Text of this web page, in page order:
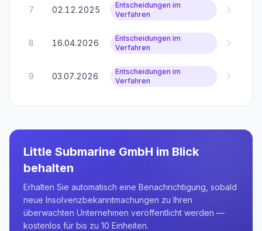
7 02.12.2025
Entscheidungen im
Verfahren
8 16.04.2026
Entscheidungen im
Verfahren
9 03.07.2026
Entscheidungen im
Verfahren
Little Submarine GmbH im Blick
behalten
Erhalten Sie automatisch eine Benachrichtigung, sobald
neue Insolvenzbekanntmachungen zu Ihren
überwachten Unternehmen veröffentlicht werden —
kostenlos für bis zu 10 Einheiten.